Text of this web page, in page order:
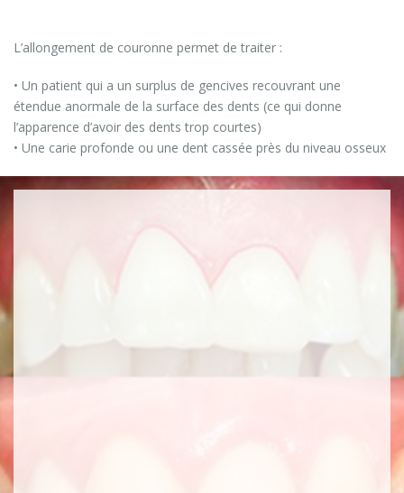
L’allongement de couronne permet de traiter :
• Un patient qui a un surplus de gencives recouvrant une
étendue anormale de la surface des dents (ce qui donne
l’apparence d’avoir des dents trop courtes)
• Une carie profonde ou une dent cassée près du niveau osseux